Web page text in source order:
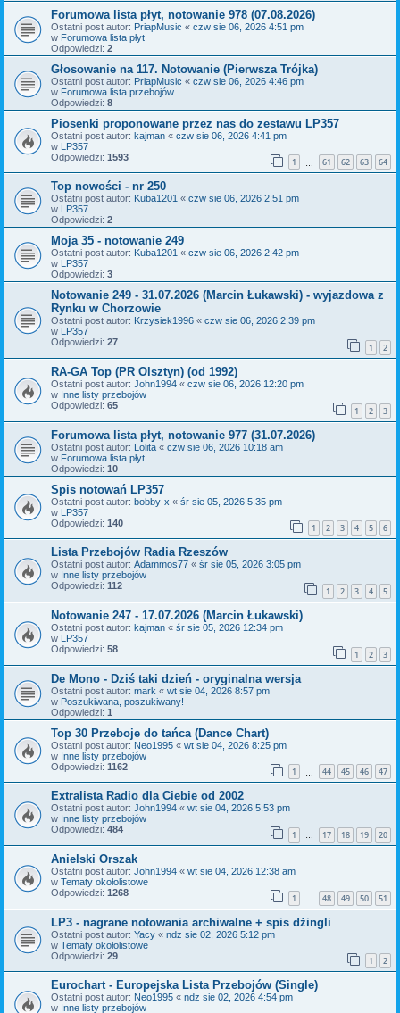
Forumowa lista płyt, notowanie 978 (07.08.2026)
Ostatni post autor: PriapMusic « czw sie 06, 2026 4:51 pm
w Forumowa lista płyt
Odpowiedzi: 2
Głosowanie na 117. Notowanie (Pierwsza Trójka)
Ostatni post autor: PriapMusic « czw sie 06, 2026 4:46 pm
w Forumowa lista przebojów
Odpowiedzi: 8
Piosenki proponowane przez nas do zestawu LP357
Ostatni post autor: kajman « czw sie 06, 2026 4:41 pm
w LP357
Odpowiedzi: 1593 1 61 62 63 64
Top nowości - nr 250
Ostatni post autor: Kuba1201 « czw sie 06, 2026 2:51 pm
w LP357
Odpowiedzi: 2
Moja 35 - notowanie 249
Ostatni post autor: Kuba1201 « czw sie 06, 2026 2:42 pm
w LP357
Odpowiedzi: 3
Notowanie 249 - 31.07.2026 (Marcin Łukawski) - wyjazdowa z
Rynku w Chorzowie
Ostatni post autor: Krzysiek1996 « czw sie 06, 2026 2:39 pm
w LP357
Odpowiedzi: 27 1 2
RA-GA Top (PR Olsztyn) (od 1992)
Ostatni post autor: John1994 « czw sie 06, 2026 12:20 pm
w Inne listy przebojów
Odpowiedzi: 65 1 2 3
Forumowa lista płyt, notowanie 977 (31.07.2026)
Ostatni post autor: Lolita « czw sie 06, 2026 10:18 am
w Forumowa lista płyt
Odpowiedzi: 10
Spis notowań LP357
Ostatni post autor: bobby-x « śr sie 05, 2026 5:35 pm
w LP357
Odpowiedzi: 140 1 2 3 4 5 6
Lista Przebojów Radia Rzeszów
Ostatni post autor: Adammos77 « śr sie 05, 2026 3:05 pm
w Inne listy przebojów
Odpowiedzi: 112 1 2 3 4 5
Notowanie 247 - 17.07.2026 (Marcin Łukawski)
Ostatni post autor: kajman « śr sie 05, 2026 12:34 pm
w LP357
Odpowiedzi: 58 1 2 3
De Mono - Dziś taki dzień - oryginalna wersja
Ostatni post autor: mark « wt sie 04, 2026 8:57 pm
w Poszukiwana, poszukiwany!
Odpowiedzi: 1
Top 30 Przeboje do tańca (Dance Chart)
Ostatni post autor: Neo1995 « wt sie 04, 2026 8:25 pm
w Inne listy przebojów
Odpowiedzi: 1162 1 44 45 46 47
Extralista Radio dla Ciebie od 2002
Ostatni post autor: John1994 « wt sie 04, 2026 5:53 pm
w Inne listy przebojów
Odpowiedzi: 484 1 … 17 18 19 20
Anielski Orszak
Ostatni post autor: John1994 « wt sie 04, 2026 12:38 am
w Tematy okołolistowe
Odpowiedzi: 1268 1 … 48 49 50 51
LP3 - nagrane notowania archiwalne + spis dżingli
Ostatni post autor: Yacy « ndz sie 02, 2026 5:12 pm
w Tematy okołolistowe
Odpowiedzi: 29 1 2
Eurochart - Europejska Lista Przebojów (Single)
Ostatni post autor: Neo1995 « ndz sie 02, 2026 4:54 pm
w Inne listy przebojów